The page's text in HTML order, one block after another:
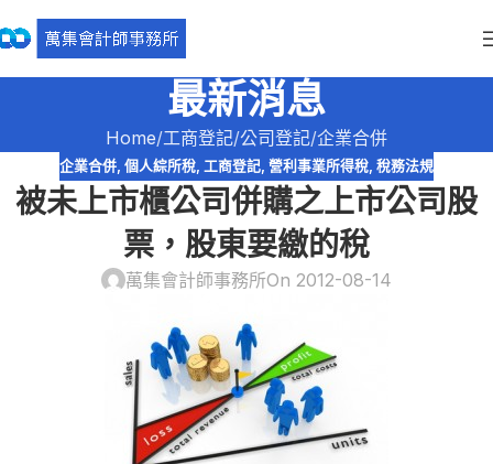
最新消息
Home 工商登記 公司登記 企業合併
企業合併, 個人綜所稅, 工商登記, 營利事業所得稅, 稅務法規
被未上市櫃公司併購之上市公司股
票，股東要繳的稅
萬集會計師事務所On 2012-08-14